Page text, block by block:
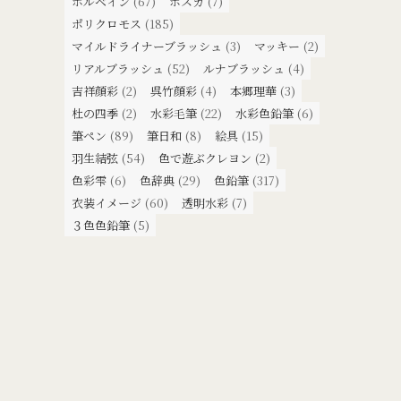
ポリクロモス (185)
マイルドライナーブラッシュ (3) マッキー (2)
リアルブラッシュ (52) ルナブラッシュ (4)
吉祥顔彩 (2) 呉竹顔彩 (4) 本郷理華 (3)
杜の四季 (2) 水彩毛筆 (22) 水彩色鉛筆 (6)
筆ペン (89) 筆日和 (8) 絵具 (15)
羽生結弦 (54) 色で遊ぶクレヨン (2)
色彩雫 (6) 色辞典 (29) 色鉛筆 (317)
衣装イメージ (60) 透明水彩 (7)
３色色鉛筆 (5)